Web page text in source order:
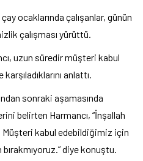
ocaklarında çalışanlar, günün
çalışması yürüttü.
uzun süredir müşteri kabul
anlattı.
sonraki aşamasında
belirten Harmancı, “İnşallah
Müşteri kabul edebildiğimiz için
diye konuştu.